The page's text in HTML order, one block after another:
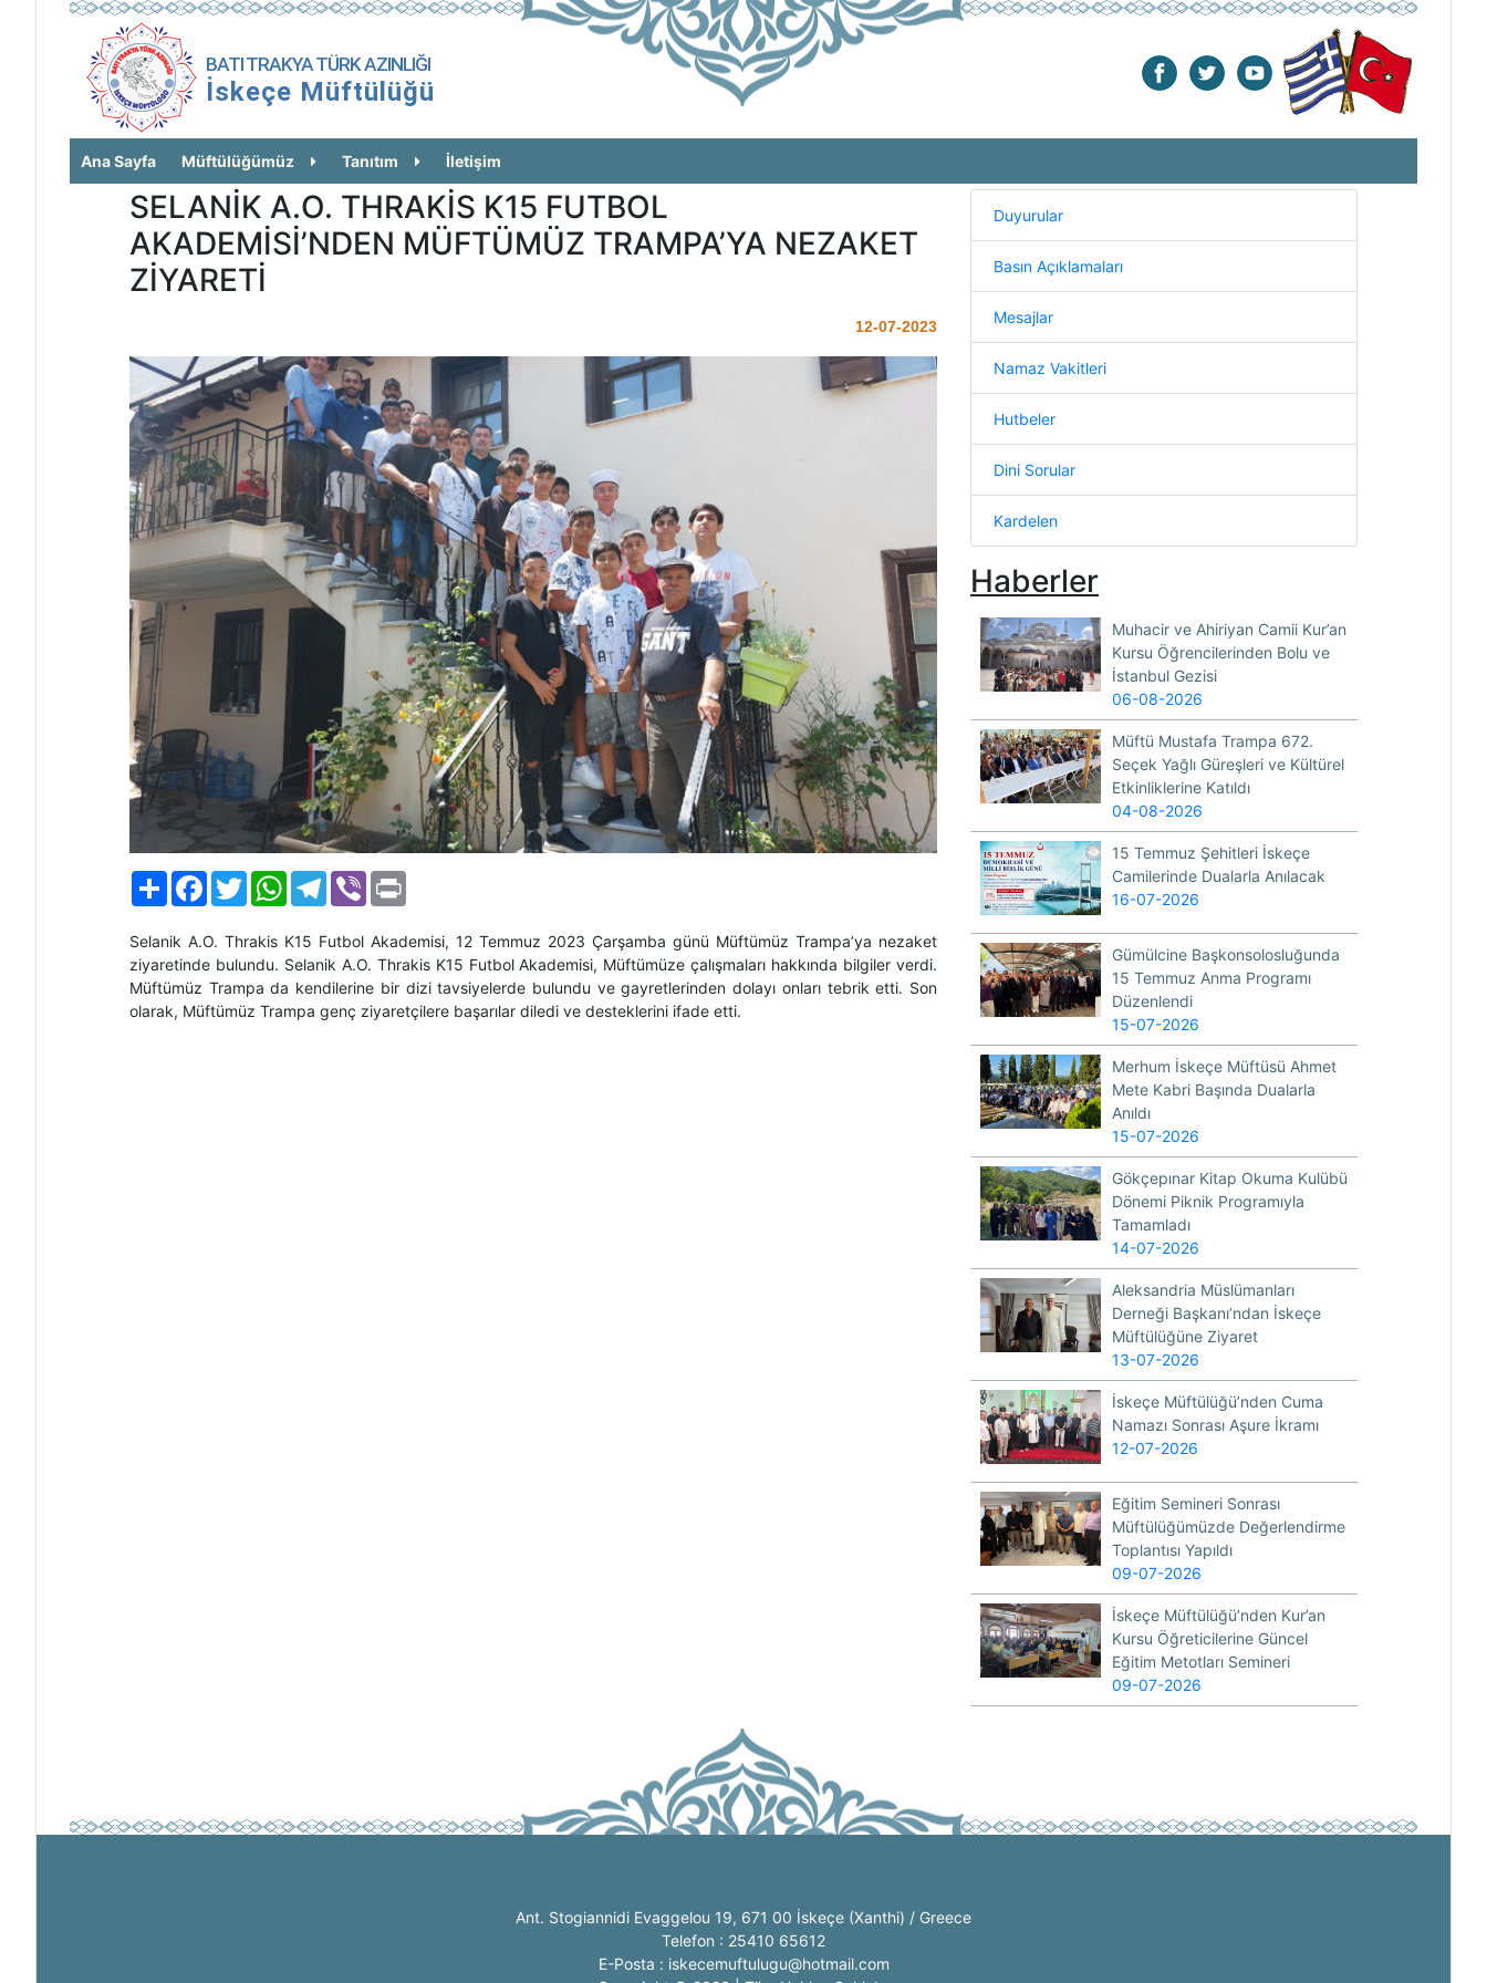
BATI TRAKYA TÜRK AZINLIĞI
İskeçe Müftülüğü
Ana Sayfa Müftülüğümüz Tanıtım İletişim
SELANİK A.O. THRAKİS K15 FUTBOL
AKADEMİSİ’NDEN MÜFTÜMÜZ TRAMPA’YA NEZAKET
ZİYARETİ
12-07-2023
PaylaşFacebook
TwitterWhatsAppTelegram
Viber
Selanik A.O. Thrakis K15 Futbol Akademisi, 12 Temmuz 2023 Çarşamba günü Müftümüz Trampa’ya nezaket
ziyaretinde bulundu. Selanik A.O. Thrakis K15 Futbol Akademisi, Müftümüze çalışmaları hakkında bilgiler verdi.
Müftümüz Trampa da kendilerine bir dizi tavsiyelerde bulundu ve gayretlerinden dolayı onları tebrik etti. Son
olarak, Müftümüz Trampa genç ziyaretçilere başarılar diledi ve desteklerini ifade etti.
Duyurular
Basın Açıklamaları
Mesajlar
Namaz Vakitleri
Hutbeler
Dini Sorular
Kardelen
Haberler
Muhacir ve Ahiriyan Camii Kur’an
Kursu Öğrencilerinden Bolu ve
İstanbul Gezisi
06-08-2026
Müftü Mustafa Trampa 672.
Seçek Yağlı Güreşleri ve Kültürel
Etkinliklerine Katıldı
04-08-2026
15 Temmuz Şehitleri İskeçe
Camilerinde Dualarla Anılacak
16-07-2026
Gümülcine Başkonsolosluğunda
15 Temmuz Anma Programı
Düzenlendi
15-07-2026
Merhum İskeçe Müftüsü Ahmet
Mete Kabri Başında Dualarla
Anıldı
15-07-2026
Gökçepınar Kitap Okuma Kulübü
Dönemi Piknik Programıyla
Tamamladı
14-07-2026
Aleksandria Müslümanları
Derneği Başkanı’ndan İskeçe
Müftülüğüne Ziyaret
13-07-2026
İskeçe Müftülüğü’nden Cuma
Namazı Sonrası Aşure İkramı
12-07-2026
Eğitim Semineri Sonrası
Müftülüğümüzde Değerlendirme
Toplantısı Yapıldı
09-07-2026
İskeçe Müftülüğü’nden Kur’an
Kursu Öğreticilerine Güncel
Eğitim Metotları Semineri
09-07-2026
Ant. Stogiannidi Evaggelou 19, 671 00 İskeçe (Xanthi) / Greece
Telefon : 25410 65612
E-Posta : iskecemuftulugu@hotmail.com